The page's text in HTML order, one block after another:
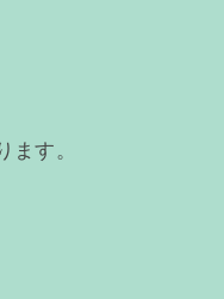
ます。